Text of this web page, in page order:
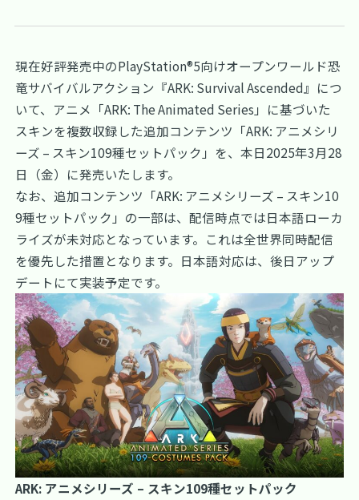
現在好評発売中のPlayStation®5向けオープンワールド恐
竜サバイバルアクション『ARK: Survival Ascended』につ
いて、アニメ「ARK: The Animated Series」に基づいた
スキンを複数収録した追加コンテンツ「ARK: アニメシリ
ーズ – スキン109種セットパック」を、本日2025年3月28
日（金）に発売いたします。
なお、追加コンテンツ「ARK: アニメシリーズ – スキン10
9種セットパック」の一部は、配信時点では日本語ローカ
ライズが未対応となっています。これは全世界同時配信
を優先した措置となります。日本語対応は、後日アップ
デートにて実装予定です。
ARK: アニメシリーズ – スキン109種セットパック